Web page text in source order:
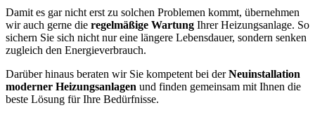
Damit es gar nicht erst zu solchen Problemen kommt, übernehmen
wir auch gerne die regelmäßige Wartung Ihrer Heizungsanlage. So
sichern Sie sich nicht nur eine längere Lebensdauer, sondern senken
zugleich den Energieverbrauch.
Darüber hinaus beraten wir Sie kompetent bei derNeuinstallation
moderner Heizungsanlagen und finden gemeinsam mit Ihnen die
beste Lösung für Ihre Bedürfnisse.